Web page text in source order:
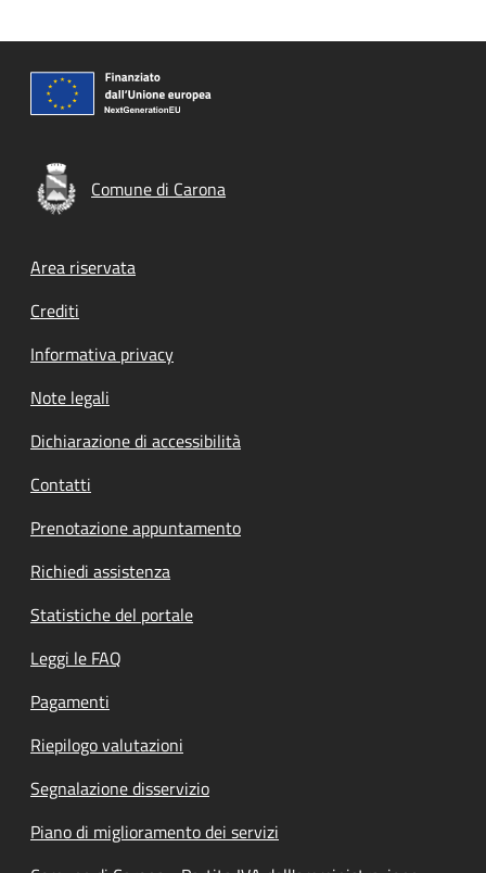
Comune di Carona
Footer menu
Area riservata
Crediti
Informativa privacy
Note legali
Dichiarazione di accessibilità
Contatti
Prenotazione appuntamento
Richiedi assistenza
Statistiche del portale
Leggi le FAQ
Pagamenti
Riepilogo valutazioni
Segnalazione disservizio
Piano di miglioramento dei servizi